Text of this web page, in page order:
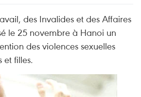
des Invalides et des Affaires
le 25 novembre à Hanoi un
des violences sexuelles
et filles.